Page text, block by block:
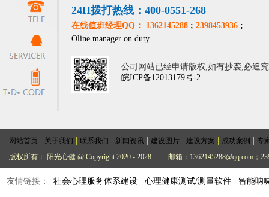
24H拨打热线：400-0551-268
在线值班经理QQ： 1362145288 ; 2398453936 ;
Oline manager on duty
公司网站已经申请版权,如有抄袭,必追
皖ICP备12013179号-2
网站首页 关于我们 联系我们 新闻资讯 建设图片 建设方案 成功案例
专
版权所有： 阳光心健 @ Copyright 2020 - 2028.
邮箱：1362145288@qq.com；
友情链接： 社会心理服务体系建设 心理健康测试/测量软件 智能呐